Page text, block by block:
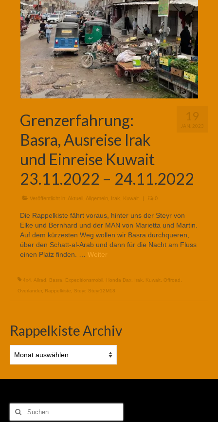
19
JAN. 2023
Grenzerfahrung:
Basra, Ausreise Irak
und Einreise Kuwait
23.11.2022 – 24.11.2022
Veröffentlicht in: Aktuell Allgemein Irak Kuwait | 0
Die Rappelkiste fährt voraus, hinter uns der Steyr von
Elke und Bernhard und der MAN von Marietta und Martin.
Auf dem kürzesten Weg wollen wir Basra durchqueren,
über den Schatt-al-Arab und dann für die Nacht am Fluss
einen Platz finden. … Weiter
4x4 Allrad Basra Expeditionsmobil Honda Dax Irak Kuwait Offroad
Overlander, Rappelkiste Steyr, Steyr12M18
Rappelkiste Archiv
Archiv
Suchen
nach: